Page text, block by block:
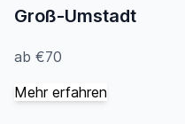
Groß-Umstadt
ab €70
Mehr erfahren